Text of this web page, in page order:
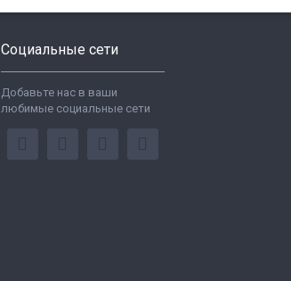
Социальные сети
Добавьте нас в ваши
любимые социальные сети